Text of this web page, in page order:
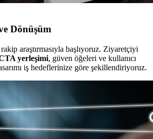
Dönüşüm
araştırmasıyla başlıyoruz. Ziyaretçiyi
yerleşimi, güven öğeleri ve kullanıcı
iş hedeflerinize göre şekillendiriyoruz.